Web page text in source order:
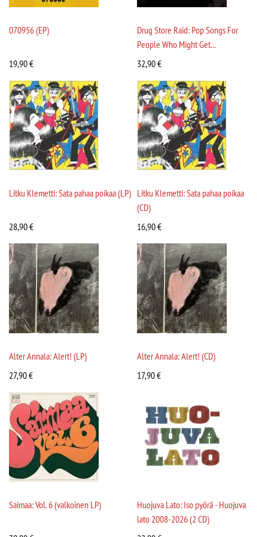
070956 (EP)
19,90€
Drug Store Raid: Pop Songs For
People Who Might Get...
32,90€
Litku Klemetti: Sata pahaa poikaa (LP)
28,90€
Litku Klemetti: Sata pahaa poikaa
(CD)
16,90€
Alter Annala: Alert! (LP)
27,90€
Alter Annala: Alert! (CD)
17,90€
Saimaa: Vol. 6 (valkoinen LP)
Huojuva Lato: Iso pyörä - Huojuva
lato 2008-2026 (2 CD)